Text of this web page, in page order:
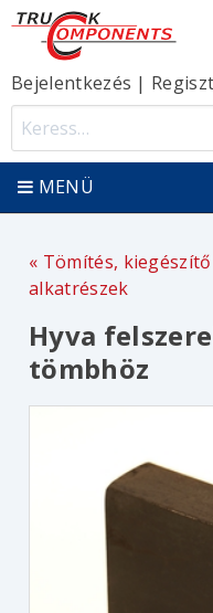
Bejelentkezés |
MENÜ
Tömítés,
alkatrészek
Hyva
tömbhöz